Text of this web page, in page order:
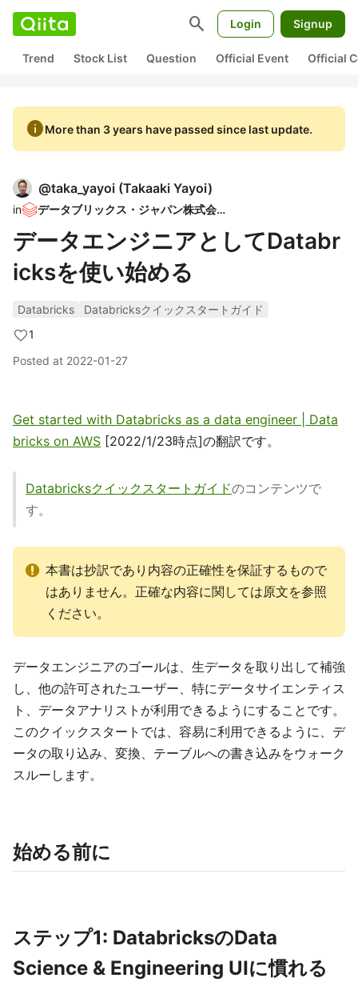
search Login Signup
Trend Stock List Question Official Event Official
infoMore than 3 years have passed since last update.
@taka_yayoi (Takaaki Yayoi)
in データブリックス・ジャパン株式会社
データエンジニアとしてDatabr
icksを使い始める
Databricks
Databricksクイックスタートガイド
1
Posted at 2022-01-27
Get started with Databricks as a data engineer | Data
bricks on AWS [2022/1/23時点]の翻訳です。
Databricksクイックスタートガイドのコンテンツで
す。
本書は抄訳であり内容の正確性を保証するもので
はありません。正確な内容に関しては原文を参照
ください。
データエンジニアのゴールは、生データを取り出して補強
し、他の許可されたユーザー、特にデータサイエンティス
ト、データアナリストが利用できるようにすることです。
このクイックスタートでは、容易に利用できるように、デ
ータの取り込み、変換、テーブルへの書き込みをウォーク
スルーします。
始める前に
ステップ1: DatabricksのData
Science & Engineering UIに慣れる